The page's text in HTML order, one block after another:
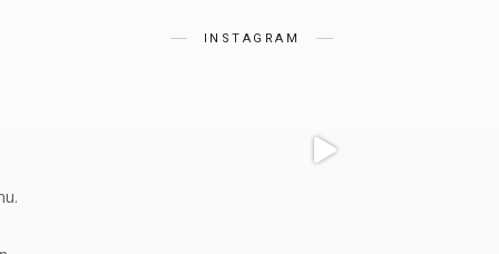
INSTAGRAM